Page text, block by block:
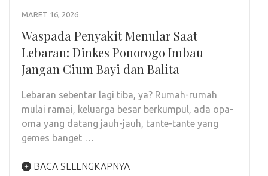
MARET 16, 2026
Waspada Penyakit Menular Saat
Lebaran: Dinkes Ponorogo Imbau
Jangan Cium Bayi dan Balita
Lebaran sebentar lagi tiba, ya? Rumah-rumah
mulai ramai, keluarga besar berkumpul, ada opa-
oma yang datang jauh-jauh, tante-tante yang
gemes banget …
BACA SELENGKAPNYA